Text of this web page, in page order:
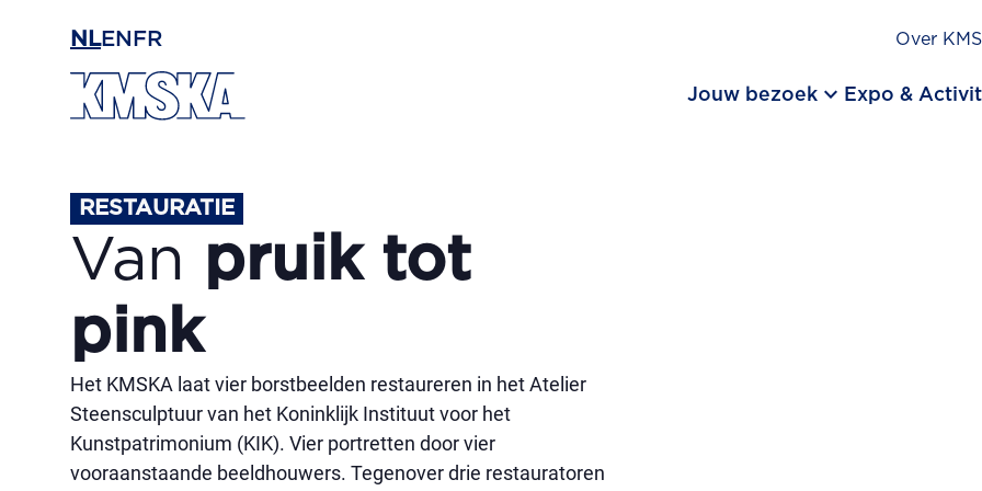
NLEN FR Over
Jouw bezoek keyboard_arrow_down Expo &
RESTAURATIE
Van pruik tot
pink
Het KMSKA laat vier borstbeelden restaureren in het Atelier
Steensculptuur van het Koninklijk Instituut voor het
Kunstpatrimonium (KIK). Vier portretten door vier
vooraanstaande beeldhouwers. Tegenover drie restauratoren